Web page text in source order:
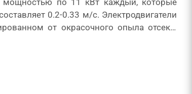
0.2-0.33 м/с. Электродвигатели
от окрасочного опыла отсеке.